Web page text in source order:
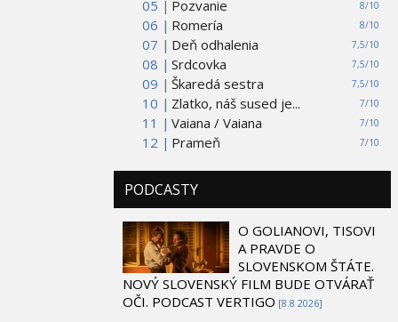
05 |
8/10
Pozvanie
06 |
8/10
Romería
07 |
7,5/10
Deň odhalenia
08 |
7,5/10
Srdcovka
09 |
7,5/10
Škaredá sestra
10 |
7/10
Zlatko, náš sused je...
11 |
7/10
Vaiana / Vaiana
12 |
7/10
Prameň
PODCASTY
O GOLIANOVI, TISOVI
A PRAVDE O
SLOVENSKOM ŠTÁTE.
NOVÝ SLOVENSKÝ FILM BUDE OTVÁRAŤ
OČI. PODCAST VERTIGO [8.8 2026]